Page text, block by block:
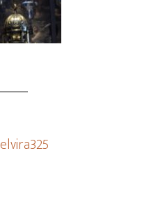
elvira325